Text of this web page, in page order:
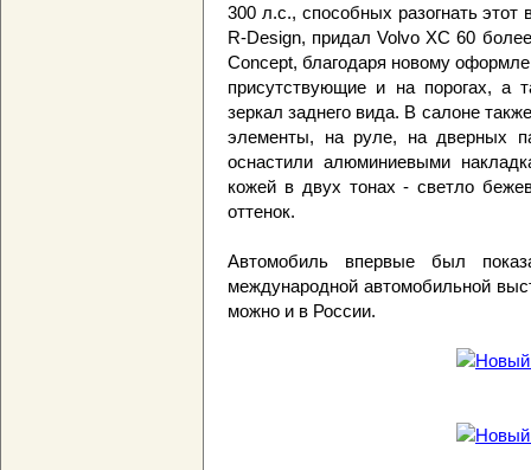
300 л.с., способных разогнать
R-Design, придал Volvo XC 60
Concept, благодаря новому
присутствующие и на порогах, а
зеркал заднего вида. В салоне
элементы, на руле, на дверных
оснастили алюминиевыми
кожей в двух тонах - светло
оттенок.
Автомобиль впервые был
международной автомобильной
можно и в России.